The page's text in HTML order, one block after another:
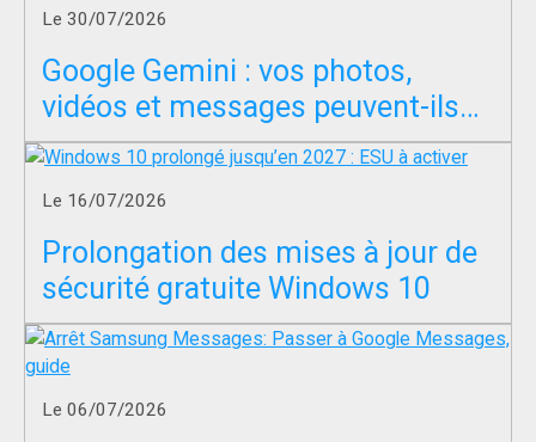
Le 30/07/2026
Google Gemini : vos photos,
vidéos et messages peuvent-ils
servir à entraîner l’IA ?
Le 16/07/2026
Prolongation des mises à jour de
sécurité gratuite Windows 10
Le 06/07/2026